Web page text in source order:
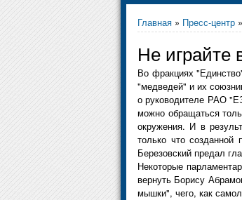
Главная » Пресс-центр »
Не играйте
Во фракциях
"медведей" и их
о руководителе РАО
можно обращаться
окружения. И в
только что
Березовский предал
Некоторые
вернуть Борису
мышки", чего, как